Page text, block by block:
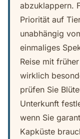
abzuklappern.
Priorität auf
unabhängig
einmaliges
Reise mit
wirklich
prüfen Sie
Unterkunft
wenn Sie
Kapküste